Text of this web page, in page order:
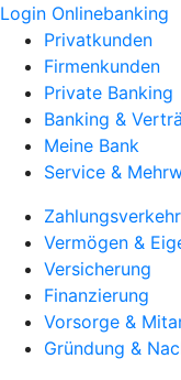
Login Onlinebanking
Privatkunden
Firmenkunden
Private Banking
Banking &
Meine Bank
Service &
Zahlungsverkehr
Vermögen &
Versicherung
Finanzierung
Vorsorge &
Gründung &